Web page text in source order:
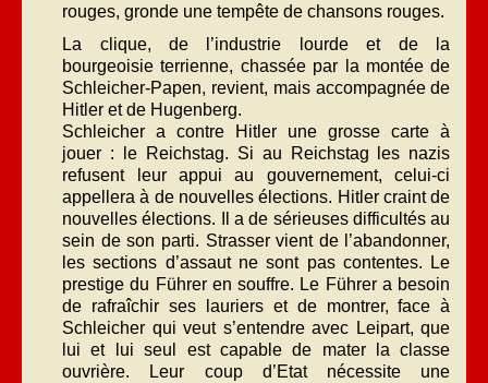
rouges, gronde une tempête de chansons rouges.
La clique, de l’industrie lourde et de la
bourgeoisie terrienne, chassée par la montée de
Schleicher-Papen, revient, mais accompagnée de
Hitler et de Hugenberg.
Schleicher a contre Hitler une grosse carte à
jouer : le Reichstag. Si au Reichstag les nazis
refusent leur appui au gouvernement, celui-ci
appellera à de nouvelles élections. Hitler craint de
nouvelles élections. Il a de sérieuses difficultés au
sein de son parti. Strasser vient de l’abandonner,
les sections d’assaut ne sont pas contentes. Le
prestige du Führer en souffre. Le Führer a besoin
de rafraîchir ses lauriers et de montrer, face à
Schleicher qui veut s’entendre avec Leipart, que
lui et lui seul est capable de mater la classe
ouvrière. Leur coup d’Etat nécessite une